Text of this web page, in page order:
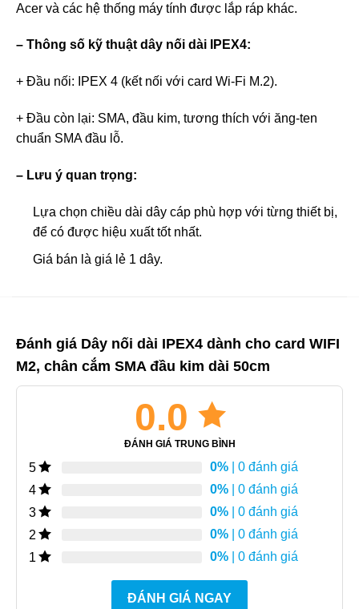
Acer và các hệ thống máy tính được lắp ráp khác.
– Thông số kỹ thuật dây nối dài IPEX4:
+ Đầu nối: IPEX 4 (kết nối với card Wi-Fi M.2).
+ Đầu còn lại: SMA, đầu kim, tương thích với ăng-ten
chuẩn SMA đầu lỗ.
– Lưu ý quan trọng:
Lựa chọn chiều dài dây cáp phù hợp với từng thiết bị,
để có được hiệu xuất tốt nhất.
Giá bán là giá lẻ 1 dây.
Đánh giá Dây nối dài IPEX4 dành cho card WIFI
M2, chân cắm SMA đầu kim dài 50cm
0.0
ĐÁNH GIÁ TRUNG BÌNH
5 0% | 0 đánh giá
4
0% | 0 đánh giá
3
0% | 0 đánh giá
2
0% | 0 đánh giá
1
0% | 0 đánh giá
ĐÁNH GIÁ NGAY